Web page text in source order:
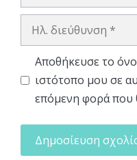
Ηλ.
Αποθήκευσε το
ιστότοπο μου σε
επόμενη φορά που